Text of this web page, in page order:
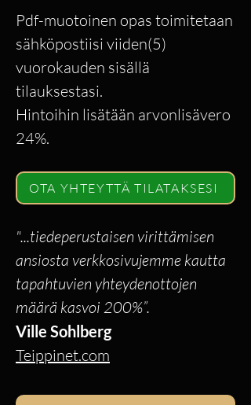
Pdf-muotoinen opas toimitetaan
sähköpostiisi viiden(5)
vuorokauden sisällä
tilauksestasi.
Hintoihin lisätään arvonlisävero
24%.
OTA YHTEYTTÄ TILATAKSESI
"...tiedeperustaisen virittämisen
ansiosta verkkosivujemme kautta
tapahtuvien yhteydenottojen
määrä kasvoi 200%”.
Ville Sohlberg
Teippinet.com